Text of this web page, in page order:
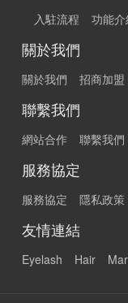
入駐流程 功能介
關於我們
關於我們 招商加盟
聯繫我們
網站合作 聯繫我們
服務協定
服務協定 隱私政策
友情連結
Eyelash Hair